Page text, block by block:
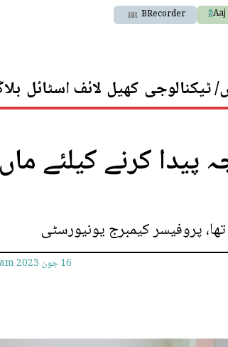
BRecorder
ٹیکنالوجی کھیل لائف اسٹائل
پیدا کرنے کیلئے ماں
پروفیسر کیمبرج یونیورسٹی
16 جون 2023